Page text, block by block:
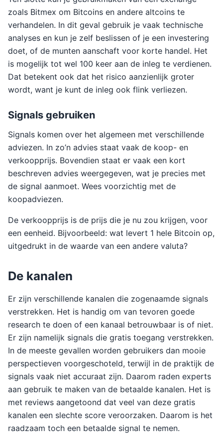
zoals Bitmex om Bitcoins en andere altcoins te
verhandelen. In dit geval gebruik je vaak technische
analyses en kun je zelf beslissen of je een investering
doet, of de munten aanschaft voor korte handel. Het
is mogelijk tot wel 100 keer aan de inleg te verdienen.
Dat betekent ook dat het risico aanzienlijk groter
wordt, want je kunt de inleg ook flink verliezen.
Signals gebruiken
Signals komen over het algemeen met verschillende
adviezen. In zo’n advies staat vaak de koop- en
verkoopprijs. Bovendien staat er vaak een kort
beschreven advies weergegeven, wat je precies met
de signal aanmoet. Wees voorzichtig met de
koopadviezen.
De verkoopprijs is de prijs die je nu zou krijgen, voor
een eenheid. Bijvoorbeeld: wat levert 1 hele Bitcoin op,
uitgedrukt in de waarde van een andere valuta?
De kanalen
Er zijn verschillende kanalen die zogenaamde signals
verstrekken. Het is handig om van tevoren goede
research te doen of een kanaal betrouwbaar is of niet.
Er zijn namelijk signals die gratis toegang verstrekken.
In de meeste gevallen worden gebruikers dan mooie
perspectieven voorgeschoteld, terwijl in de praktijk de
signals vaak niet accuraat zijn. Daarom raden experts
aan gebruik te maken van de betaalde kanalen. Het is
met reviews aangetoond dat veel van deze gratis
kanalen een slechte score veroorzaken. Daarom is het
raadzaam toch een betaalde signal te nemen.